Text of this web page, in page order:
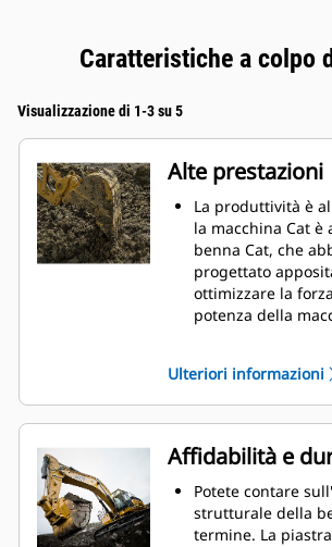
Caratteristiche a colpo
Visualizzazione di 1-3 su 5
Alte prestazioni
La produttività è
la macchina Cat è
benna Cat, che
progettato
ottimizzare la
potenza della
benna. Il gioco del
aggiunto assicura
della benna non
riducendo i costi
manutenzione.
I consumi di
innalzano
le operazioni di
Ulteriori informazioni
Affidabilità e
Potete contare
strutturale della
termine. La